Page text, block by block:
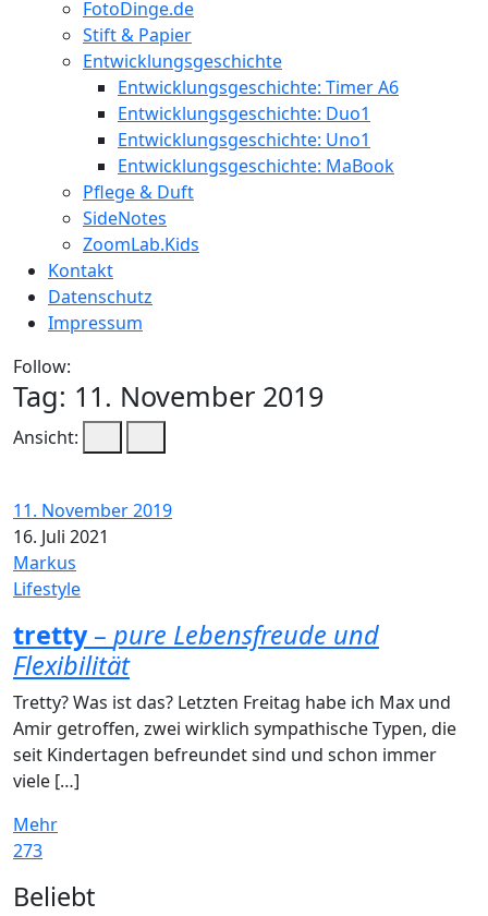
FotoDinge.de
Stift & Papier
Entwicklungsgeschichte
Entwicklungsgeschichte: Timer A6
Entwicklungsgeschichte: Duo1
Entwicklungsgeschichte: Uno1
Entwicklungsgeschichte: MaBook
Pflege & Duft
SideNotes
ZoomLab.Kids
Kontakt
Datenschutz
Impressum
Follow:
Tag: 11. November 2019
Ansicht:
11. November 2019
16. Juli 2021
Markus
Lifestyle
tretty– pure Lebensfreude und
Flexibilität
Tretty? Was ist das? Letzten Freitag habe ich Max und
Amir getroffen, zwei wirklich sympathische Typen, die
seit Kindertagen befreundet sind und schon immer
viele […]
Mehr
273
Widgets
Beliebt